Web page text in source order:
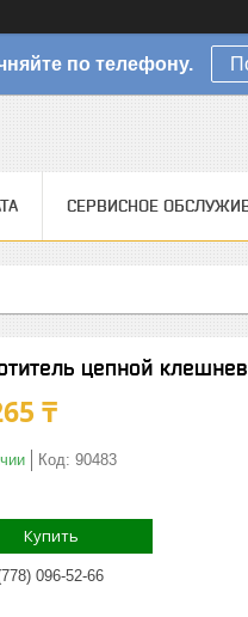
по телефону.
СЕРВИСНОЕ
цепной
₸
Код: 90483
Купить
096-52-66